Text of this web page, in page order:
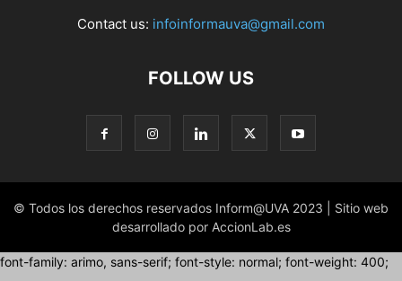
Contact us: infoinformauva@gmail.com
FOLLOW US
© Todos los derechos reservados Inform@UVA 2023 | Sitio web
desarrollado por AccionLab.es
font-family: arimo, sans-serif; font-style: normal; font-weight: 400;